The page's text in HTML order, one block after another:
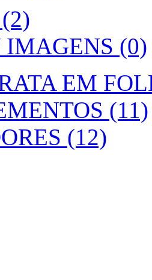
(0)
EM
(11)
(12)